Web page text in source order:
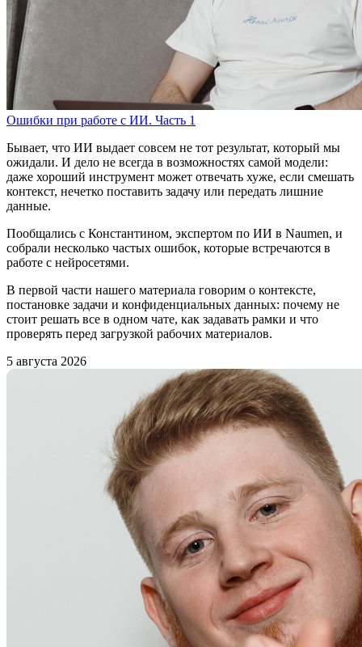
Ошибки при работе с ИИ. Часть 1
Бывает, что ИИ выдает совсем не тот результат, который мы
ожидали. И дело не всегда в возможностях самой модели:
даже хороший инструмент может отвечать хуже, если смешать
контекст, нечетко поставить задачу или передать лишние
данные.
Пообщались с Константином, экспертом по ИИ в Naumen, и
собрали несколько частых ошибок, которые встречаются в
работе с нейросетями.
В первой части нашего материала говорим о контексте,
постановке задачи и конфиденциальных данных: почему не
стоит решать все в одном чате, как задавать рамки и что
проверять перед загрузкой рабочих материалов.
5 августа 2026